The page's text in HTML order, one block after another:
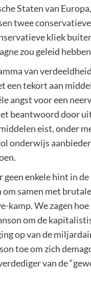
Staten van
twee
kliek
zou geleid
van
tekort aan
angst voor een
beantwoord door
eist, onder
onderwijs
enkele hint in
samen met
We zagen
om de
op van de
toe om zich
van de